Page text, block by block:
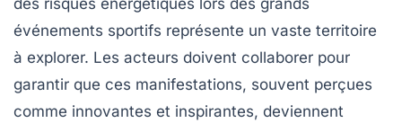
événements sportifs représente un vaste territoire
à explorer. Les acteurs doivent collaborer pour
garantir que ces manifestations, souvent perçues
comme innovantes et inspirantes, deviennent